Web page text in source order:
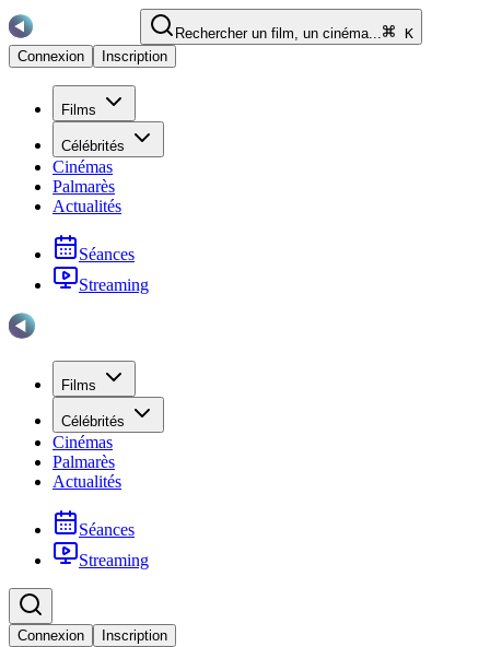
Rechercher un film, un cinéma...
K
Connexion
Inscription
Films
Célébrités
Cinémas
Palmarès
Actualités
Séances
Streaming
Films
Célébrités
Cinémas
Palmarès
Actualités
Séances
Streaming
Connexion Inscription